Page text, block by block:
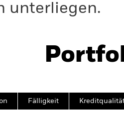
unterliegen.
Fälligkeit